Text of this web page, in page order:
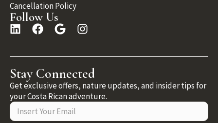
Cancellation Policy
Follow Us
Stay Connected
Get exclusive offers, nature updates, and insider tips for
your Costa Rican adventure.